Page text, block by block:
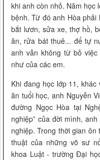
khi anh còn nhỏ. Năm học
bệnh. Từ đó anh Hòa
bắt lươn, sửa xe, thợ hồ,
ăn, rửa bát thuê... để tự
anh vẫn không từ bỏ
như của các em.
Khi đang học lớp 11,
ăn tuổi học, anh Nguyễn
đường Ngọc Hòa tại
nghiệp” của đời mình,
nghiệp. Trong thời gian
thuật của những võ sư
khoa Luật - trường Đại